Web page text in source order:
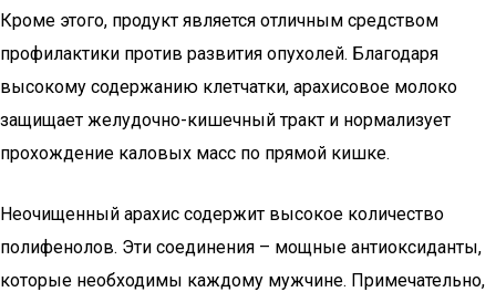
Кроме этого, продукт является отличным средством
профилактики против развития опухолей. Благодаря
высокому содержанию клетчатки, арахисовое молоко
защищает желудочно-кишечный тракт и нормализует
прохождение каловых масс по прямой кишке.
Неочищенный арахис содержит высокое количество
полифенолов. Эти соединения – мощные антиоксиданты,
которые необходимы каждому мужчине. Примечательно,